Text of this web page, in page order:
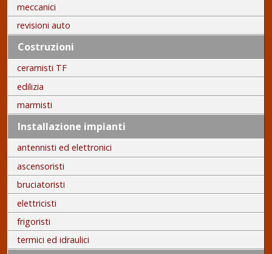
meccanici
revisioni auto
Costruzioni
ceramisti TF
edilizia
marmisti
Installazione impianti
antennisti ed elettronici
ascensoristi
bruciatoristi
elettricisti
frigoristi
termici ed idraulici